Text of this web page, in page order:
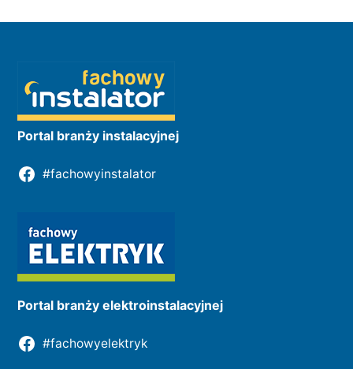
Portal branży instalacyjnej
#fachowyinstalator
Portal branży elektroinstalacyjnej
#fachowyelektryk